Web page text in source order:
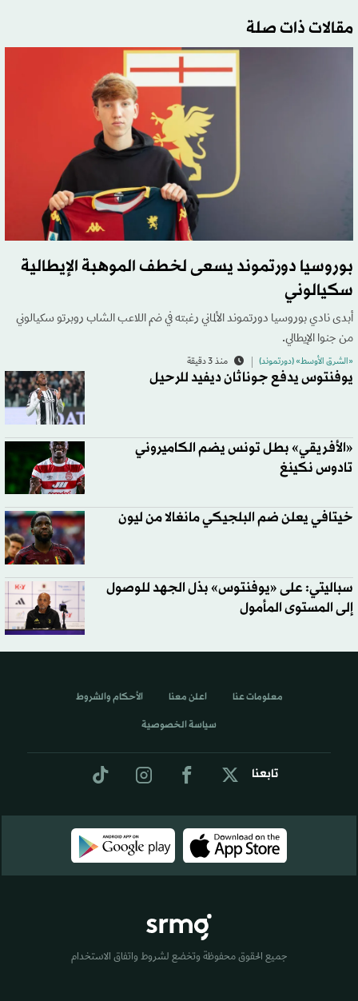
مقالات ذات صلة
بوروسيا دورتموند يسعى لخطف الموهبة الإيطالية
سكيالوني
أبدى نادي بوروسيا دورتموند الألماني رغبته في ضم اللاعب الشاب روبرتو سكيالوني
من جنوا الإيطالي.
«الشرق الأوسط» (دورتموند) منذ 3 دقيقة
يوفنتوس يدفع جوناثان ديفيد للرحيل
«الأفريقي» بطل تونس يضم الكاميروني
تادوس نكينغ
خيتافي يعلن ضم البلجيكي مانغالا من ليون
سباليتي: على «يوفنتوس» بذل الجهد للوصول
إلى المستوى المأمول
تابعنا
معلومات عنا اعلن معنا الأحكام والشروط
سياسة الخصوصية
جميع الحقوق محفوظة وتخضع لشروط واتفاق الاستخدام